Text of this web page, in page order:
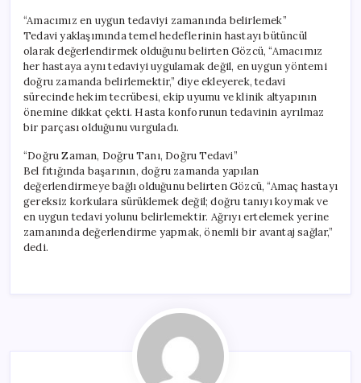
“Amacımız en uygun tedaviyi zamanında belirlemek”
Tedavi yaklaşımında temel hedeflerinin hastayı bütüncül
olarak değerlendirmek olduğunu belirten Gözcü, “Amacımız
her hastaya aynı tedaviyi uygulamak değil, en uygun yöntemi
doğru zamanda belirlemektir,” diye ekleyerek, tedavi
sürecinde hekim tecrübesi, ekip uyumu ve klinik altyapının
önemine dikkat çekti. Hasta konforunun tedavinin ayrılmaz
bir parçası olduğunu vurguladı.
“Doğru Zaman, Doğru Tanı, Doğru Tedavi”
Bel fıtığında başarının, doğru zamanda yapılan
değerlendirmeye bağlı olduğunu belirten Gözcü, “Amaç hastayı
gereksiz korkulara sürüklemek değil; doğru tanıyı koymak ve
en uygun tedavi yolunu belirlemektir. Ağrıyı ertelemek yerine
zamanında değerlendirme yapmak, önemli bir avantaj sağlar,”
dedi.